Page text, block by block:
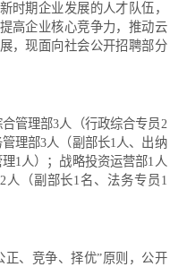
时期企业发展的人才队伍，
高企业核心竞争力，推动云
，现面向社会公开招聘部分
管理部3人（行政综合专员2
理部3人（副部长1人、出纳
1人）；战略投资运营部1人
人（副部长1名、法务专员1
、竞争、择优”原则，公开